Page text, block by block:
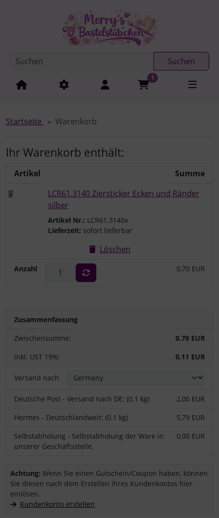
Springe zur Navigation
Suchen
1
Startseite Warenkorb
Ihr Warenkorb enthält:
Artikel
Summe
LCR61.3140 Ziersticker Ecken und Ränder
silber
Artikel Nr.: LCR61.3140x
Lieferzeit: sofort lieferbar
Löschen
Anzahl 0,70 EUR
Zusammenfassung
Zwischensumme:
0,70 EUR
inkl. UST 19%:
0,11 EUR
Versand nach
Deutsche Post - Versand nach DE: (0.1 kg)
2,00 EUR
Hermes - Deutschlandweit: (0.1 kg)
5,79 EUR
Selbstabholung - Selbstabholung der Ware in
unserer Geschäftsstelle.
0,00 EUR
Sie haben einen Coupon/Gutschein und wollen ihn einlösen?
Achtung: Wenn Sie einen Gutschein/Coupon haben, können
Sie diesen nach dem Erstellen Ihres Kundenkontos hier
einlösen.
Kundenkonto erstellen